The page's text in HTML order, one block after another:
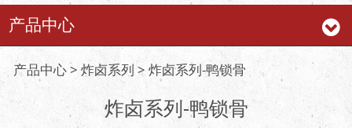
产品中心
炸卤系列-鸭锁骨
产品中心> 炸卤系列 >炸卤系列-鸭锁骨
炸卤系列-鸭锁骨